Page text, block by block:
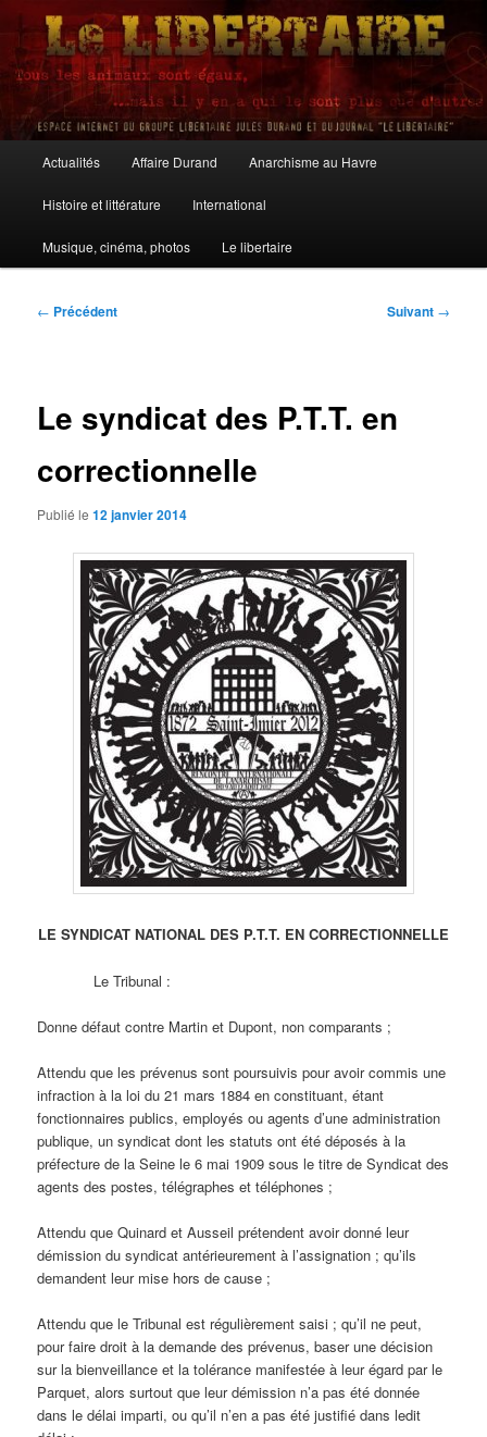
Aller
contenu
principalLe Libertaire
principal
Actualités Affaire Durand Anarchisme au Havre
Histoire et littérature International
Musique, cinéma, photos Le libertaire
Navigation
← Précédent Suivant →
Le syndicat des P.T.T. en
correctionnelle
Publié le12 janvier 2014
LE SYNDICAT NATIONAL DES P.T.T. EN CORRECTIONNELLE
Le Tribunal :
Donne défaut contre Martin et Dupont, non comparants ;
Attendu que les prévenus sont poursuivis pour avoir commis une
infraction à la loi du 21 mars 1884 en constituant, étant
fonctionnaires publics, employés ou agents d’une administration
publique, un syndicat dont les statuts ont été déposés à la
préfecture de la Seine le 6 mai 1909 sous le titre de Syndicat des
agents des postes, télégraphes et téléphones ;
Attendu que Quinard et Ausseil prétendent avoir donné leur
démission du syndicat antérieurement à l’assignation ; qu’ils
demandent leur mise hors de cause ;
Attendu que le Tribunal est régulièrement saisi ; qu’il ne peut,
pour faire droit à la demande des prévenus, baser une décision
sur la bienveillance et la tolérance manifestée à leur égard par le
Parquet, alors surtout que leur démission n’a pas été donnée
dans le délai imparti, ou qu’il n’en a pas été justifié dans ledit